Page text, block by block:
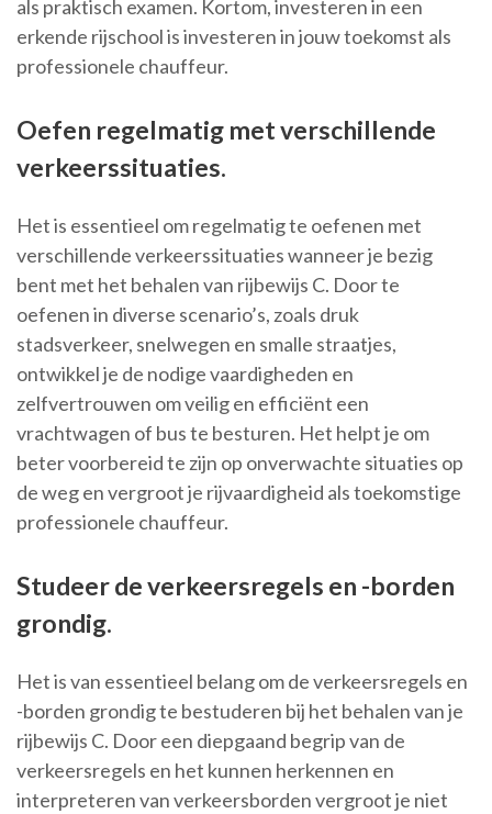
als praktisch examen. Kortom, investeren in een
erkende rijschool is investeren in jouw toekomst als
professionele chauffeur.
Oefen regelmatig met verschillende
verkeerssituaties.
Het is essentieel om regelmatig te oefenen met
verschillende verkeerssituaties wanneer je bezig
bent met het behalen van rijbewijs C. Door te
oefenen in diverse scenario’s, zoals druk
stadsverkeer, snelwegen en smalle straatjes,
ontwikkel je de nodige vaardigheden en
zelfvertrouwen om veilig en efficiënt een
vrachtwagen of bus te besturen. Het helpt je om
beter voorbereid te zijn op onverwachte situaties op
de weg en vergroot je rijvaardigheid als toekomstige
professionele chauffeur.
Studeer de verkeersregels en -borden
grondig.
Het is van essentieel belang om de verkeersregels en
-borden grondig te bestuderen bij het behalen van je
rijbewijs C. Door een diepgaand begrip van de
verkeersregels en het kunnen herkennen en
interpreteren van verkeersborden vergroot je niet